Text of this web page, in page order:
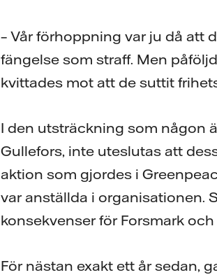
– Vår förhoppning var ju då att
fängelse som straff. Men
kvittades mot att de suttit
I den utsträckning som någon
Gullefors, inte uteslutas att
aktion som gjordes i
var anställda i organisationen.
konsekvenser för Forsmark
För nästan exakt ett år sedan,